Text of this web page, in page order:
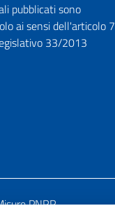
pubblicati sono
ai sensi dell'articolo 7
33/2013
PNRR